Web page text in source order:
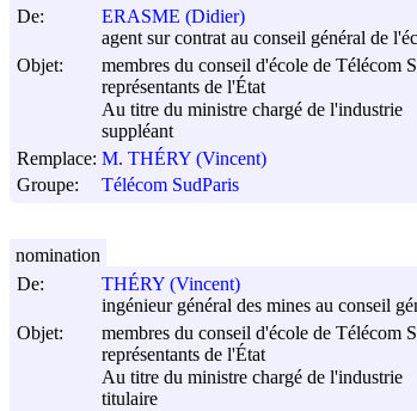
De:
ERASME (Didier)
agent sur contrat au conseil général de
Objet:
membres du conseil d'école de Télécom
représentants de l'État
Au titre du ministre chargé de l'industrie
suppléant
Remplace: M. THÉRY (Vincent)
Groupe:
Télécom SudParis
De:
THÉRY (Vincent)
ingénieur général des mines au conseil
Objet:
membres du conseil d'école de Télécom
représentants de l'État
Au titre du ministre chargé de l'industrie
titulaire
nomination